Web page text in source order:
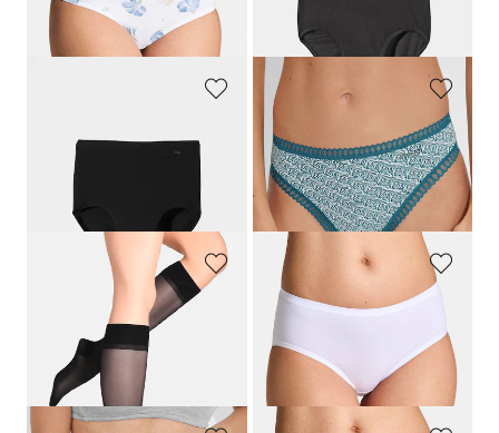
30-Tage-Bestpreis**: 19,96 € 30-Tage-Bestpreis**: 23,96 € (-12%)
Nahtloser Taillenslip
23,77 €
30-Tage-Bestpreis**: 27,16 €
SLOGGI
Jazzpant im 3er-Pack aus Baumwolle
17,46 €24,95 €
30-Tage-Bestpreis**: 19,96 € (-12%)
WILOX STRUMPFWAREN
17,95 €
30-Tage-Bestpreis**: 16,16 €
TRIUMPH
11,00 €
30-Tage-Bestpreis**: 13,20 € (-16%)